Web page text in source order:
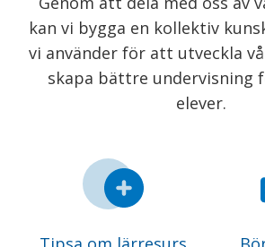
kan vi bygga en kollektiv
vi använder för att utveckla
skapa bättre undervisning
elever.